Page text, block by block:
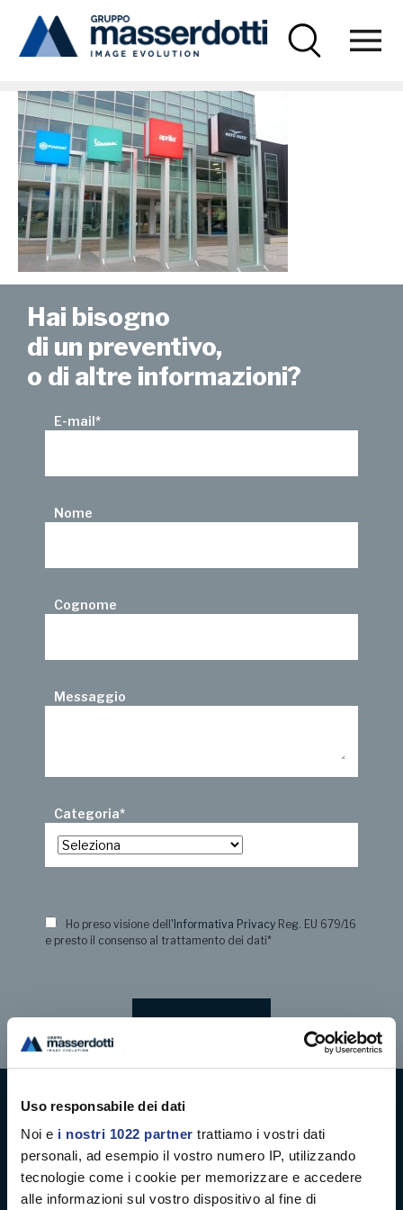
Uso responsabile dei dati
Noi e i nostri 1022 partner trattiamo i vostri dati
personali, ad esempio il vostro numero IP, utilizzando
tecnologie come i cookie per memorizzare e accedere
alle informazioni sul vostro dispositivo al fine di
Hai bisogno
di un preventivo,
o di altre informazioni?
E-mail*
Nome
Cognome
Messaggio
Categoria*
Ho preso visione dell 'Informativa Privacy Reg. EU 679/16
e presto il consenso al trattamento dei dati*
Digital decoration
Digital signage